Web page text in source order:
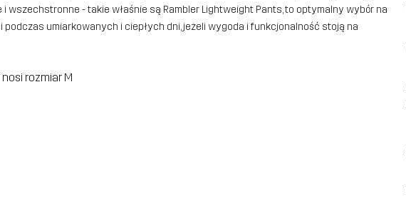
wszechstronne - takie właśnie są Rambler Lightweight Pants, to optymalny wybór na
umiarkowanych i ciepłych dni, jeżeli wygoda i funkcjonalność stoją na
rozmiar M